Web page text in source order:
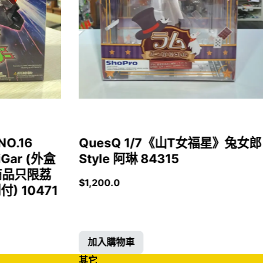
(外盒
只限荔
) 10471
QuesQ 1/7《山T女福星》兔女郎
Style 阿琳 84315
$1,200.0
加入購物車
其它